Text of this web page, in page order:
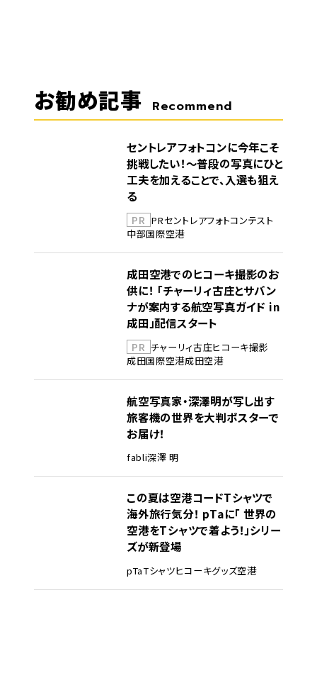
お勧め記事 Recommend
セントレアフォトコンに今年こそ
挑戦したい！～普段の写真にひと
工夫を加えることで、入選も狙え
る
PR PRセントレアフォトコンテスト
中部国際空港
成田空港でのヒコーキ撮影のお
供に！ 「チャーリィ古庄とサバン
ナが案内する航空写真ガイド in
成田」配信スタート
PR チャーリィ古庄ヒコーキ撮影
成田国際空港成田空港
航空写真家・深澤明が写し出す
旅客機の世界を大判ポスターで
お届け！
fabli深澤 明
この夏は空港コードTシャツで
海外旅行気分！ pTaに「 世界の
空港をTシャツで着よう！」シリー
ズが新登場
pTaTシャツヒコーキグッズ空港